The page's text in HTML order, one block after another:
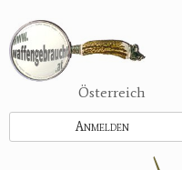
zum
Inhalt
Österreich
Anmelden